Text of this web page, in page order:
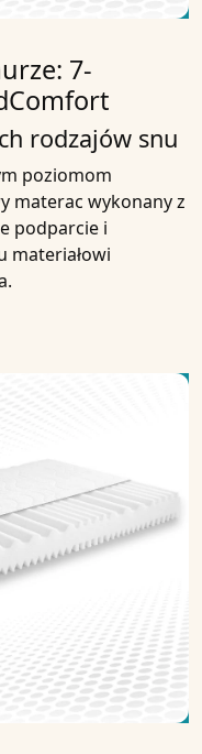
7-
rodzajów snu
poziomom
materac wykonany z
podparcie i
materiałowi